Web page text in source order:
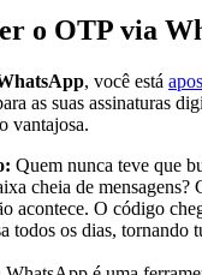
o OTP via
, você está
as suas assinaturas
vantajosa.
Quem nunca teve que
cheia de mensagens?
acontece. O código
todos os dias, tornando